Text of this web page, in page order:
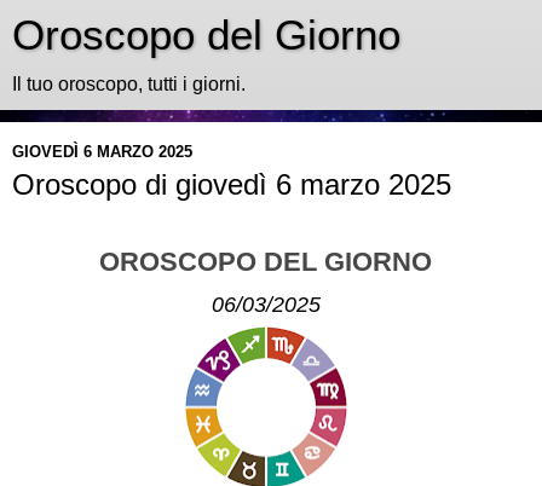
Oroscopo del Giorno
Il tuo oroscopo, tutti i giorni.
GIOVEDÌ 6 MARZO 2025
Oroscopo di giovedì 6 marzo 2025
OROSCOPO DEL GIORNO
06/03/2025